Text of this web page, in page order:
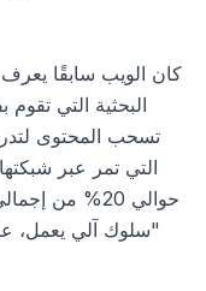
كان الويب سابقًا
البحثية التي
حوالي 20% من
"سلوك آلي يعمل،